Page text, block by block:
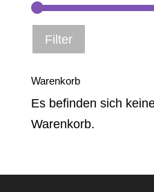
Filter
Warenkorb
Es befinden sich
Warenkorb.